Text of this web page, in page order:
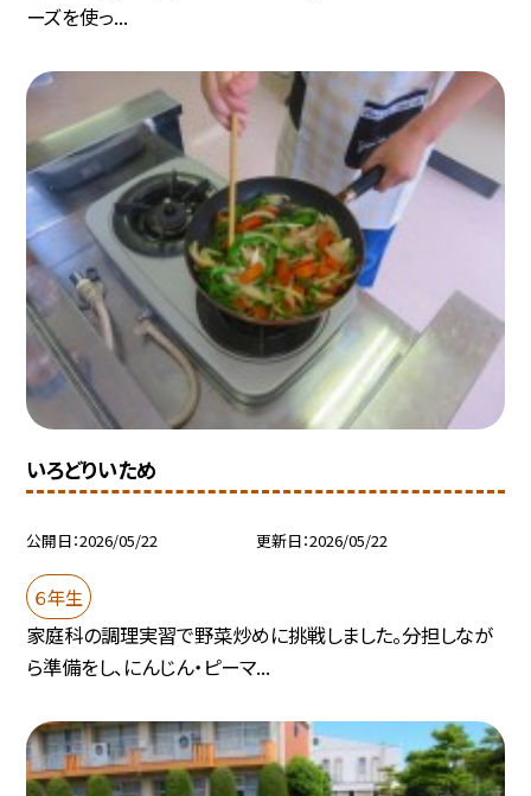
ーズを使っ...
いろどりいため
公開日 2026/05/22 更新日 2026/05/22
６年生
家庭科の調理実習で野菜炒めに挑戦しました。分担しなが
ら準備をし、にんじん・ピーマ...